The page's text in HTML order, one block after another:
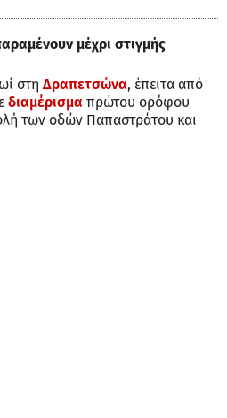
μέχρι στιγμής
στη Δραπετσώνα, έπειτα από
διαμέρισμα πρώτου ορόφου
των οδών Παπαστράτου και